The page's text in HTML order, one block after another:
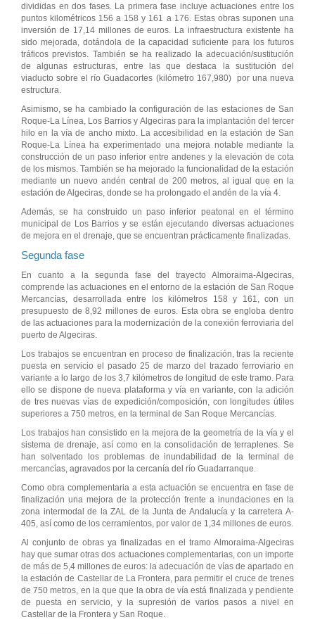
divididas en dos fases. La primera fase incluye actuaciones entre los
puntos kilométricos 156 a 158 y 161 a 176. Estas obras suponen una
inversión de 17,14 millones de euros. La infraestructura existente ha
sido mejorada, dotándola de la capacidad suficiente para los futuros
tráficos previstos. También se ha realizado la adecuación/sustitución
de algunas estructuras, entre las que destaca la sustitución del
viaducto sobre el río Guadacortes (kilómetro 167,980) por una nueva
estructura.
Asimismo, se ha cambiado la configuración de las estaciones de San
Roque-La Línea, Los Barrios y Algeciras para la implantación del tercer
hilo en la vía de ancho mixto. La accesibilidad en la estación de San
Roque-La Línea ha experimentado una mejora notable mediante la
construcción de un paso inferior entre andenes y la elevación de cota
de los mismos. También se ha mejorado la funcionalidad de la estación
mediante un nuevo andén central de 200 metros, al igual que en la
estación de Algeciras, donde se ha prolongado el andén de la vía 4.
Además, se ha construido un paso inferior peatonal en el término
municipal de Los Barrios y se están ejecutando diversas actuaciones
de mejora en el drenaje, que se encuentran prácticamente finalizadas.
Segunda fase
En cuanto a la segunda fase del trayecto Almoraima-Algeciras,
comprende las actuaciones en el entorno de la estación de San Roque
Mercancías, desarrollada entre los kilómetros 158 y 161, con un
presupuesto de 8,92 millones de euros. Esta obra se engloba dentro
de las actuaciones para la modernización de la conexión ferroviaria del
puerto de Algeciras.
Los trabajos se encuentran en proceso de finalización, tras la reciente
puesta en servicio el pasado 25 de marzo del trazado ferroviario en
variante a lo largo de los 3,7 kilómetros de longitud de este tramo. Para
ello se dispone de nueva plataforma y vía en variante, con la adición
de tres nuevas vías de expedición/composición, con longitudes útiles
superiores a 750 metros, en la terminal de San Roque Mercancías.
Los trabajos han consistido en la mejora de la geometría de la vía y el
sistema de drenaje, así como en la consolidación de terraplenes. Se
han solventado los problemas de inundabilidad de la terminal de
mercancías, agravados por la cercanía del río Guadarranque.
Como obra complementaria a esta actuación se encuentra en fase de
finalización una mejora de la protección frente a inundaciones en la
zona intermodal de la ZAL de la Junta de Andalucía y la carretera A-
405, así como de los cerramientos, por valor de 1,34 millones de euros.
Al conjunto de obras ya finalizadas en el tramo Almoraima-Algeciras
hay que sumar otras dos actuaciones complementarias, con un importe
de más de 5,4 millones de euros: la adecuación de vías de apartado en
la estación de Castellar de La Frontera, para permitir el cruce de trenes
de 750 metros, en la que que la obra de vía está finalizada y pendiente
de puesta en servicio, y la supresión de varios pasos a nivel en
Castellar de la Frontera y San Roque.